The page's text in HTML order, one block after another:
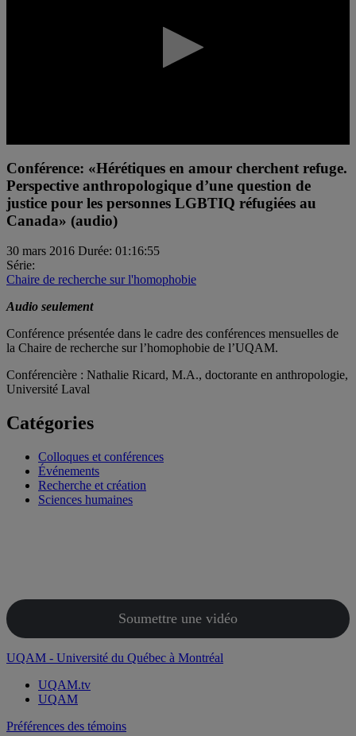
seconds
of
0
seconds
Conférence: «Hérétiques en amour cherchent refuge.
Perspective anthropologique d’une question de
justice pour les personnes LGBTIQ réfugiées au
Canada» (audio)
30 mars 2016 Durée: 01:16:55
Série:
Chaire de recherche sur l'homophobie
Audio seulement
Conférence présentée dans le cadre des conférences mensuelles de
la Chaire de recherche sur l’homophobie de l’UQAM.
Conférencière : Nathalie Ricard, M.A., doctorante en anthropologie,
Université Laval
Catégories
Colloques et conférences
Événements
Recherche et création
Sciences humaines
Soumettre une vidéo
UQAM - Université du Québec à Montréal
UQAM.tv
UQAM
Préférences des témoins